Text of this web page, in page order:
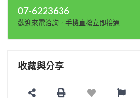
07-6223636
歡迎來電洽詢，手機直撥立即接通
收藏與分享